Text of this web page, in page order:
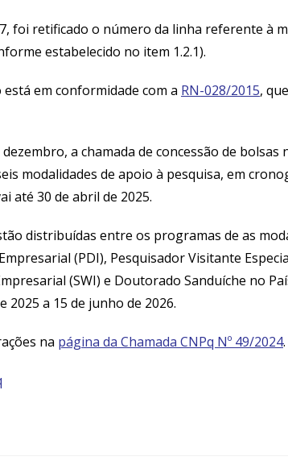
foi retificado o número da linha referente à
estabelecido no item 1.2.1).
está em conformidade com a RN-028/2015,
dezembro, a chamada de concessão de
modalidades de apoio à pesquisa, em
até 30 de abril de 2025.
distribuídas entre os programas de as
(PDI), Pesquisador Visitante
(SWI) e Doutorado Sanduíche no
2025 a 15 de junho de 2026.
na página da Chamada CNPq Nº 49/2024.